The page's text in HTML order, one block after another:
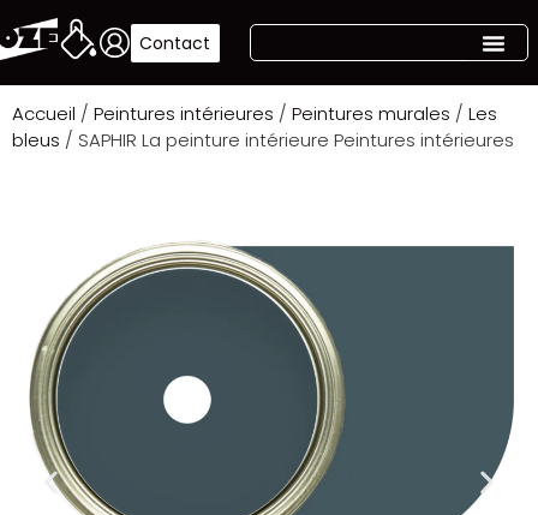
Contact
Accueil / Peintures intérieures / Peintures murales / Les
bleus / SAPHIR La peinture intérieure Peintures intérieures